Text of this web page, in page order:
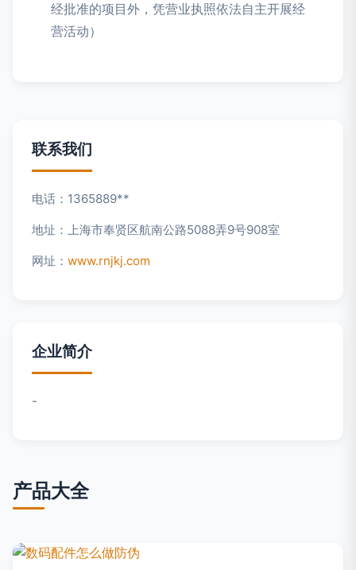
经批准的项目外，凭营业执照依法自主开展经
营活动）
联系我们
电话：1365889**
地址：上海市奉贤区航南公路5088弄9号908室
网址： www.rnjkj.com
企业简介
-
产品大全